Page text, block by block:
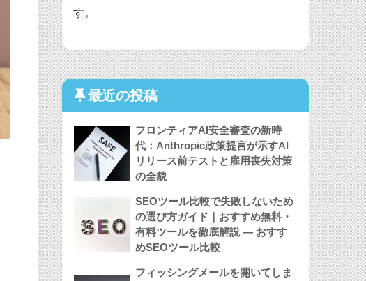
す。
最近の投稿
フロンティアAI安全審査の新時
代：Anthropic政策提言が示すAI
リリース前テストと雇用喪失対策
の全貌
SEOツール比較で失敗しないため
の選び方ガイド｜おすすめ無料・
有料ツールを徹底解説 — おすす
めSEOツール比較
フィッシングメールを開いてしま